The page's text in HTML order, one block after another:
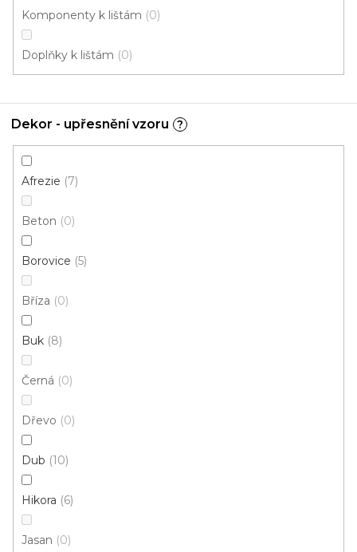
Komponenty k lištám 0
Doplňky k lištám 0
Dekor - upřesnění vzoru ?
Afrezie 7
Beton 0
Borovice 5
Bříza 0
Buk 8
Černá 0
Dřevo 0
Dub 10
Hikora 6
Jasan 0
Afrezie Buk Buk červený
A 31 SCHODOVÉ LIŠTY - ŠROUBOVACÍ, 25×10 mm
od242 Kč
Inox